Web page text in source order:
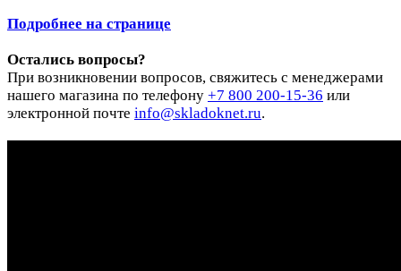
Подробнее на странице
Остались вопросы?
При возникновении вопросов, свяжитесь с менеджерами
нашего магазина по телефону +7 800 200-15-36 или
электронной почте info@skladoknet.ru.